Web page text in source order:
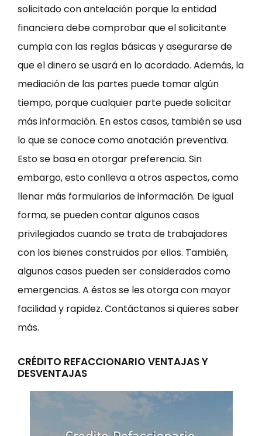
solicitado con antelación porque la entidad
financiera debe comprobar que el solicitante
cumpla con las reglas básicas y asegurarse de
que el dinero se usará en lo acordado. Además, la
mediación de las partes puede tomar algún
tiempo, porque cualquier parte puede solicitar
más información. En estos casos, también se usa
lo que se conoce como anotación preventiva.
Esto se basa en otorgar preferencia. Sin
embargo, esto conlleva a otros aspectos, como
llenar más formularios de información. De igual
forma, se pueden contar algunos casos
privilegiados cuando se trata de trabajadores
con los bienes construidos por ellos. También,
algunos casos pueden ser considerados como
emergencias. A éstos se les otorga con mayor
facilidad y rapidez. Contáctanos si quieres saber
más.
CRÉDITO REFACCIONARIO VENTAJAS Y
DESVENTAJAS